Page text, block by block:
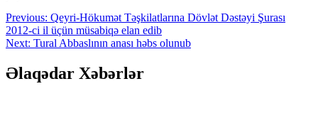
Yazı
naviqasiyası
Previous: Qeyri-Hökumət Təşkilatlarına Dövlət Dəstəyi Şurası
2012-ci il üçün müsabiqə elan edib
Next: Tural Abbaslının anası həbs olunub
Əlaqədar Xəbərlər